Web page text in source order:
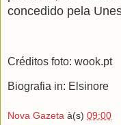
concedido pela
Créditos foto: wook.pt
Biografia in: Elsinore
Nova Gazeta à(s) 09:00